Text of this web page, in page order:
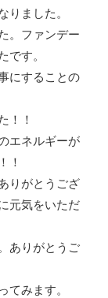
りました。
。ファンデー
です。
にすることの
！！
エネルギーが
！
りがとうござ
元気をいただ
ありがとうご
てみます。